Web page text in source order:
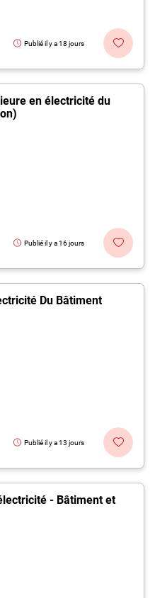
Publié il y a 18 jours
en électricité du
Publié il y a 16 jours
Du Bâtiment
Publié il y a 13 jours
- Bâtiment et